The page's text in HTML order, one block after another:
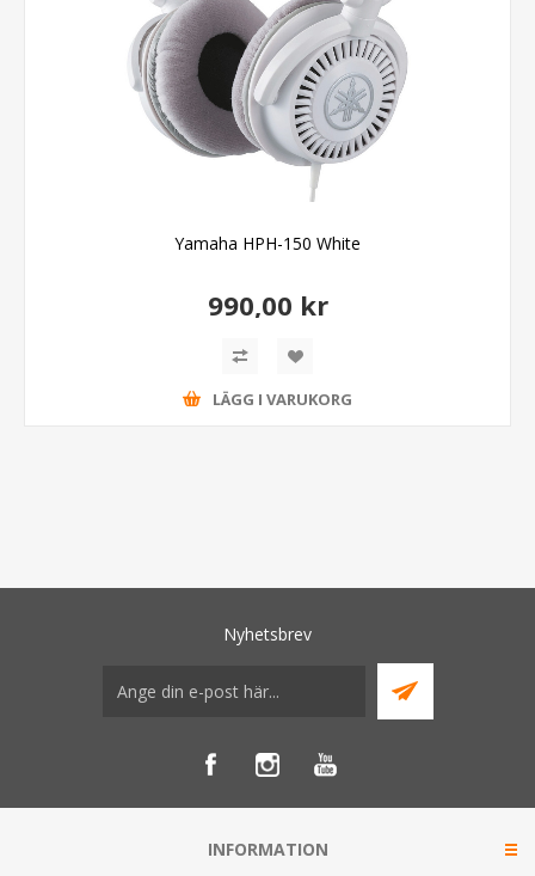
Yamaha HPH-150 White
990,00 kr
LÄGG I VARUKORG
Nyhetsbrev
INFORMATION